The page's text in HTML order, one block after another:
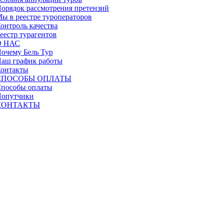
рассмотрения претензий
в реестре туроператоров
качества
турагентов
НАС
Бель Тур
график работы
ОПЛАТЫ
оплаты